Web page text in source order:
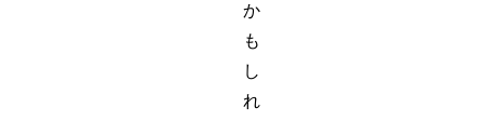
か
も
し
れ